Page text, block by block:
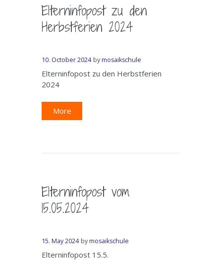
Elterninfopost zu den
Herbstferien 2024
10. October 2024 bymosaikschule
Elterninfopost zu den Herbstferien
2024
More
Elterninfopost vom
15.05.2024
15. May 2024 bymosaikschule
Elterninfopost 15.5.